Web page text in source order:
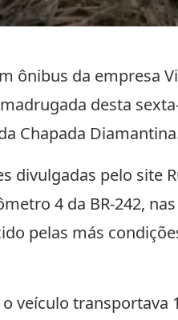
ônibus da empresa
desta
Chapada Diamantina
divulgadas pelo site
4 da BR-242,
pelas más
veículo transportava